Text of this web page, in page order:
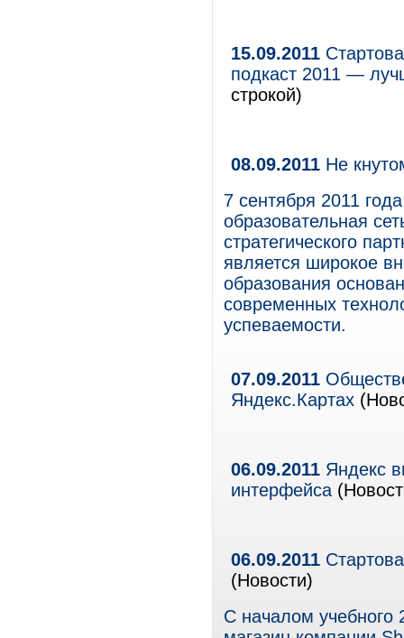
15.09.2011
подкаст 2011 —
строкой)
08.09.2011 Не
7 сентября 2011
образовательная
стратегического
является широкое
образования
современных
успеваемости.
07.09.2011
Яндекс.Картах
06.09.2011 Яндекс
интерфейса
06.09.2011
(Новости)
С началом учебного